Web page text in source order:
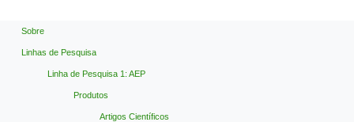
Sobre
Linhas de Pesquisa
Linha de Pesquisa 1: AEP
Produtos
Artigos Científicos